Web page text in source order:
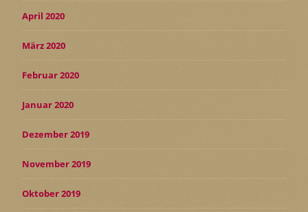
April 2020
März 2020
Februar 2020
Januar 2020
Dezember 2019
November 2019
Oktober 2019